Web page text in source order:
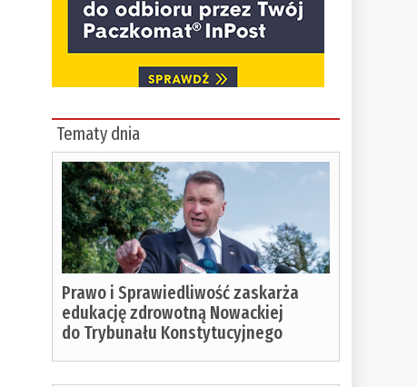
Tematy dnia
Prawo i Sprawiedliwość zaskarża
edukację zdrowotną Nowackiej
do Trybunału Konstytucyjnego